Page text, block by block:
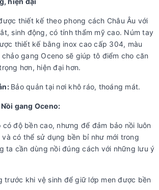
thiết kế theo phong cách Châu Âu với
sinh động, có tính thẩm mỹ cao. Núm tay
thiết kế bằng inox cao cấp 304, màu
gang Oceno sẽ giúp tô điểm cho căn
hơn, hiện đại hơn.
Bảo quản tại nơi khô ráo, thoáng mát.
gang Oceno:
có độ bền cao, nhưng để đảm bảo nồi luôn
có thể sử dụng bền bỉ như mới trong
ta cần dùng nồi đúng cách với những lưu ý
trước khi vệ sinh để giữ lớp men được bền